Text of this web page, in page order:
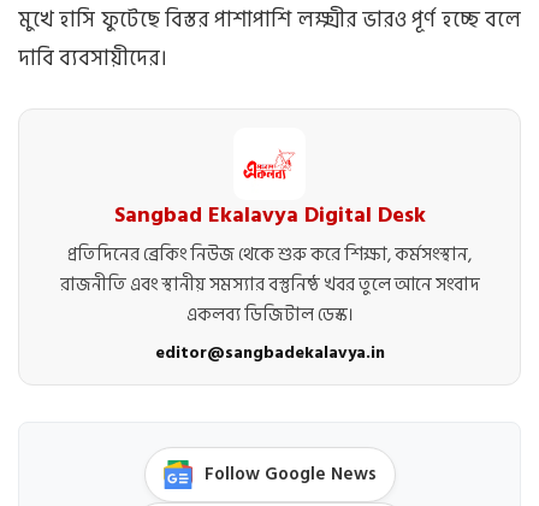
মুখে হাসি ফুটেছে বিস্তর পাশাপাশি লক্ষ্মীর ভারও পূর্ণ হচ্ছে বলে
দাবি ব্যবসায়ীদের।
Sangbad Ekalavya Digital Desk
প্রতিদিনের ব্রেকিং নিউজ থেকে শুরু করে শিক্ষা, কর্মসংস্থান,
রাজনীতি এবং স্থানীয় সমস্যার বস্তুনিষ্ঠ খবর তুলে আনে সংবাদ
একলব্য ডিজিটাল ডেস্ক।
editor@sangbadekalavya.in
Follow Google News